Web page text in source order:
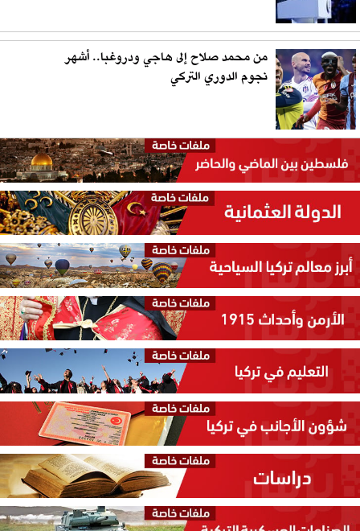
من محمد صلاح إلى هاجي ودروغبا.. أشهر
نجوم الدوري التركي